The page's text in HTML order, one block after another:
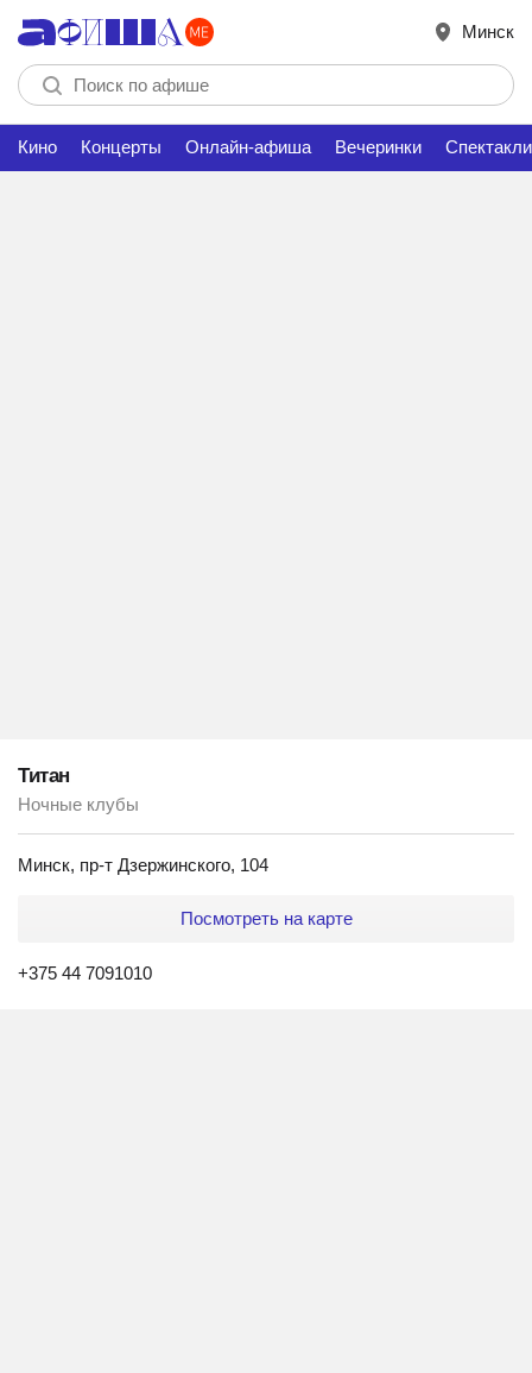
Минск
Кино Концерты Онлайн-афиша Вечеринки Спектакли
Титан
Ночные клубы
Минск, пр-т Дзержинского, 104
Посмотреть на карте
+375 44 7091010